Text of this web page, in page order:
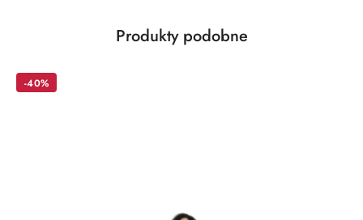
Pomiń karuzelę produktów
Produkty
Produkty podobne
-40%